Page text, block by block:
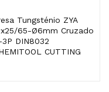
65-Ø6mm Cruzado
3P DIN8032
CUTTING